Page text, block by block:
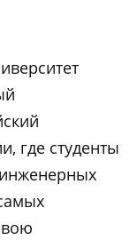
где студенты